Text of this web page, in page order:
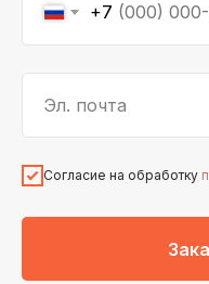
+7
Эл. почта
Согласие на обработку